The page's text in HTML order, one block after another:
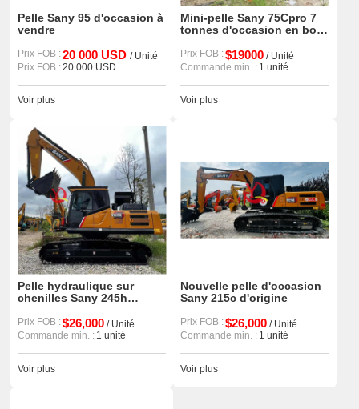
Pelle Sany 95 d'occasion à
vendre
Prix FOB :20 000 USD / Unité
Prix FOB :20 000 USD
Voir plus
Mini-pelle Sany 75Cpro 7
tonnes d'occasion en bon
Prix FOB :$19000/ Unité
Commande min. : 1 unité
Voir plus
Pelle hydraulique sur
chenilles Sany 245h
chinoise de haute qualité
Prix FOB :$26,000/ Unité
Commande min. : 1 unité
Voir plus
Nouvelle pelle d'occasion
Sany 215c d'origine
Prix FOB :$26,000/ Unité
Commande min. : 1 unité
Voir plus